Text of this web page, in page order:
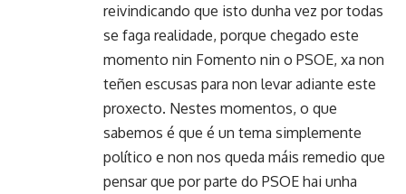
reivindicando que isto dunha vez por todas
se faga realidade, porque chegado este
momento nin Fomento nin o PSOE, xa non
teñen escusas para non levar adiante este
proxecto. Nestes momentos, o que
sabemos é que é un tema simplemente
político e non nos queda máis remedio que
pensar que por parte do PSOE hai unha